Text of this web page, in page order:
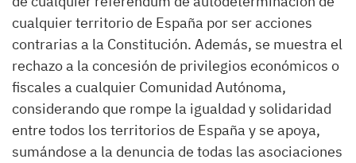
cualquier territorio de España por ser acciones
contrarias a la Constitución. Además, se muestra el
rechazo a la concesión de privilegios económicos o
fiscales a cualquier Comunidad Autónoma,
considerando que rompe la igualdad y solidaridad
entre todos los territorios de España y se apoya,
sumándose a la denuncia de todas las asociaciones